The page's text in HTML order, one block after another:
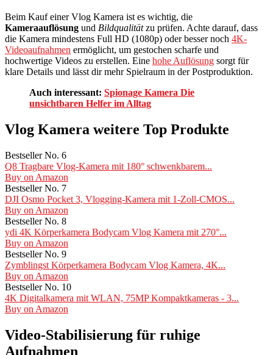
Beim Kauf einer Vlog Kamera ist es wichtig, die
Kameraauflösung und Bildqualitätzu prüfen. Achte darauf, dass
die Kamera mindestens Full HD (1080p) oder besser noch 4K-
Videoaufnahmen ermöglicht, um gestochen scharfe und
hochwertige Videos zu erstellen. Eine hohe Auflösung sorgt für
klare Details und lässt dir mehr Spielraum in der Postproduktion.
Auch interessant: Spionage Kamera Die
unsichtbaren Helfer im Alltag
Vlog Kamera weitere Top Produkte
Bestseller No. 6
Q8 Tragbare Vlog-Kamera mit 180° schwenkbarem...
Buy on Amazon
Bestseller No. 7
DJI Osmo Pocket 3, Vlogging-Kamera mit 1-Zoll-CMOS...
Buy on Amazon
Bestseller No. 8
ydi 4K Körperkamera Bodycam Vlog Kamera mit 270°...
Buy on Amazon
Bestseller No. 9
Zymblingst Körperkamera Bodycam Vlog Kamera, 4K...
Buy on Amazon
Bestseller No. 10
4K Digitalkamera mit WLAN, 75MP Kompaktkameras - 3...
Buy on Amazon
Video-Stabilisierung für ruhige
Aufnahmen